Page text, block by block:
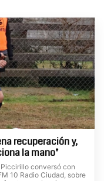
recuperación y,
la mano"
conversó con
10 Radio Ciudad, sobre